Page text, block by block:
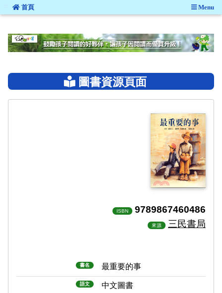
::: 首頁 Menu
圖書資源頁面
ISBN 9789867460486
來源 三民書局
書名 最重要的事
語文 中文圖書